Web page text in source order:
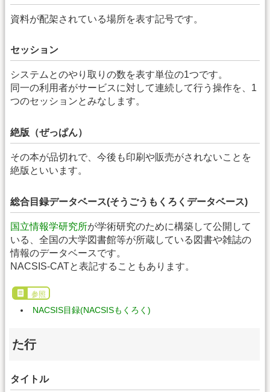
資料が配架されている場所を表す記号です。
セッション
システムとのやり取りの数を表す単位の1つです。
同一の利用者がサービスに対して連続して行う操作を、1
つのセッションとみなします。
絶版（ぜっぱん）
その本が品切れで、今後も印刷や販売がされないことを
絶版といいます。
総合目録データベース(そうごうもくろくデータベース)
国立情報学研究所が学術研究のために構築して公開して
いる、全国の大学図書館等が所蔵している図書や雑誌の
情報のデータベースです。
NACSIS-CATと表記することもあります。
参照
NACSIS目録(NACSISもくろく)
た行
タイトル